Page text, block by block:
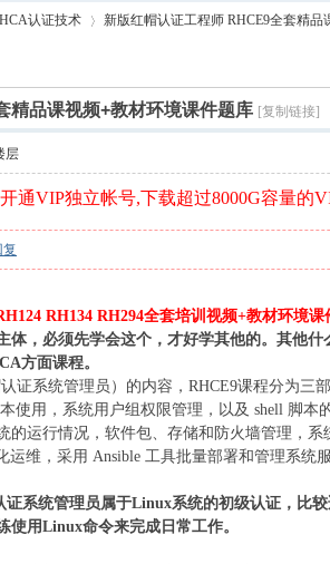
H3C CCNP HCIE OCP OCM
认证技术
›
新版红帽认证工程师 RHCE9全套精品
精品课视频+教材环境课件题库 [复制链接]
层
通VIP独立帐号,下载超过8000G容量
复
RH134 RH294全套培训视频+教材环境课
体，必须先学会这个，才好学其他的。其他
方面课程。
证系统管理员）的内容，RHCE9课程分为三
使用，系统用户组权限管理，以及 shell 脚本
的运行情况，软件包、存储和防火墙管理，系
运维，采用 Ansible 工具批量部署和管理系统
系统管理员属于Linux系统的初级认证，比
用Linux命令来完成日常工作。